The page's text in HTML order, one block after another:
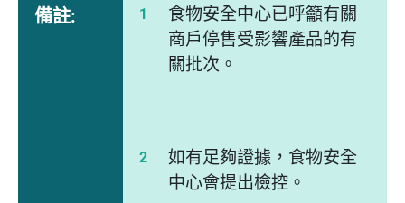
備註:
食物安全中心已呼籲有關
商戶停售受影響產品的有
關批次。
如有足夠證據，食物安全
中心會提出檢控。